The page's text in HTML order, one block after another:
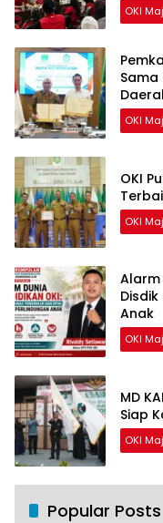
OKI
OKI
OKI
OKI
Alarm
Anak
OKI
MD
Siap
OKI
Popular Posts